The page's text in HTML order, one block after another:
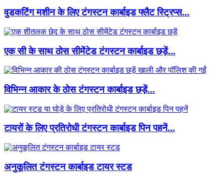
वुडकटिंग मशीन के लिए टंगस्टन कार्बाइड फ्लैट स्ट्रिप्स...
एक सी के साथ ठोस सीमेंटेड टंगस्टन कार्बाइड छड़ें...
विभिन्न आकार के ठोस टंगस्टन कार्बाइड छड़ें...
टायरों के लिए प्रतिरोधी टंगस्टन कार्बाइड पिन पहनें...
अनुकूलित टंगस्टन कार्बाइड टायर स्टड